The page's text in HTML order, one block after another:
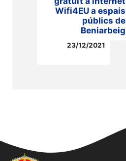
Wifi4EU a espais
públics de
Beniarbeig
23/12/2021